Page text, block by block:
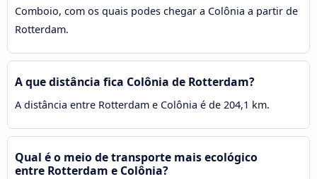
Comboio, com os quais podes chegar a Colônia a partir de
Rotterdam.
A que distância fica Colônia de Rotterdam?
A distância entre Rotterdam e Colônia é de 204,1 km.
Qual é o meio de transporte mais ecológico
entre Rotterdam e Colônia?